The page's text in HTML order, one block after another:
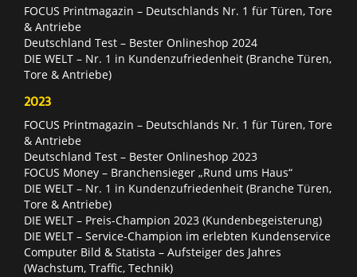
FOCUS Printmagazin – Deutschlands Nr. 1 für Türen, Tore
& Antriebe
Deutschland Test – Bester Onlineshop 2024
DIE WELT – Nr. 1 in Kundenzufriedenheit (Branche Türen,
Tore & Antriebe)
2023
FOCUS Printmagazin – Deutschlands Nr. 1 für Türen, Tore
& Antriebe
Deutschland Test – Bester Onlineshop 2023
FOCUS Money – Branchensieger „Rund ums Haus“
DIE WELT – Nr. 1 in Kundenzufriedenheit (Branche Türen,
Tore & Antriebe)
DIE WELT – Preis-Champion 2023 (Kundenbegeisterung)
DIE WELT – Service-Champion im erlebten Kundenservice
Computer Bild & Statista – Aufsteiger des Jahres
(Wachstum, Traffic, Technik)